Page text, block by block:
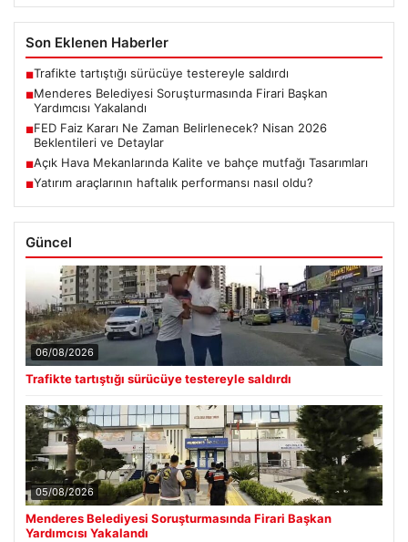
Son Eklenen Haberler
■Trafikte tartıştığı sürücüye testereyle saldırdı
■Menderes Belediyesi Soruşturmasında Firari Başkan
Yardımcısı Yakalandı
■FED Faiz Kararı Ne Zaman Belirlenecek? Nisan 2026
Beklentileri ve Detaylar
■Açık Hava Mekanlarında Kalite ve bahçe mutfağı Tasarımları
■Yatırım araçlarının haftalık performansı nasıl oldu?
Güncel
06/08/2026
Trafikte tartıştığı sürücüye testereyle saldırdı
05/08/2026
Menderes Belediyesi Soruşturmasında Firari Başkan
Yardımcısı Yakalandı